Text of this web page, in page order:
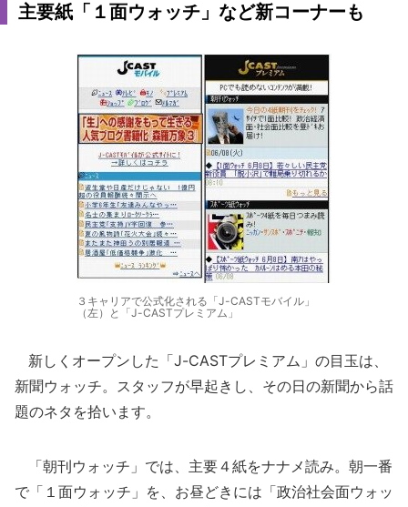
主要紙「１面ウォッチ」など新コーナーも
３キャリアで公式化される「J-CASTモバイル」
（左）と「J-CASTプレミアム」
新しくオープンした「J-CASTプレミアム」の目玉は、
新聞ウォッチ。スタッフが早起きし、その日の新聞から話
題のネタを拾います。
「朝刊ウォッチ」では、主要４紙をナナメ読み。朝一番
で「１面ウォッチ」を、お昼どきには「政治社会面ウォッ